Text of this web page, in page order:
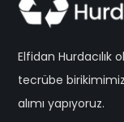
Elfidan Hurdacılık
tecrübe
alımı yapıyoruz.